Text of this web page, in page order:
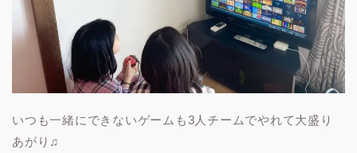
いつも一緒にできないゲームも3人チームでやれて大盛り
あがり♫